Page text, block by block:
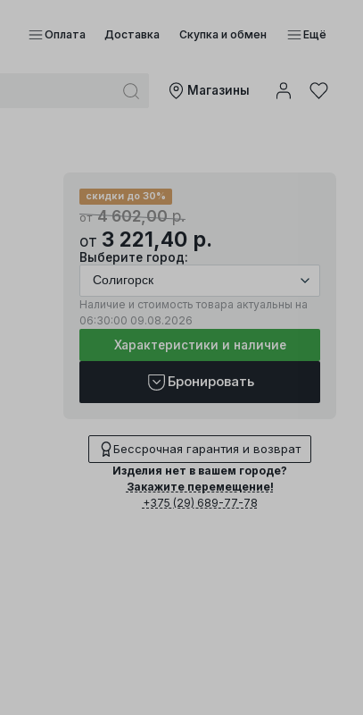
Оплата Доставка Скупка и обмен Ещё
Mагазины
от4 602,00р.
скидки до 30%
от 3 221,40 р.
Выберите город:
Наличие и стоимость товара актуальны на
06:30:00 09.08.2026
Характеристики и наличие
Бронировать
Бессрочная гарантия и возврат
Изделия нет в вашем городе?
Закажите перемещение!
+375 (29) 689-77-78